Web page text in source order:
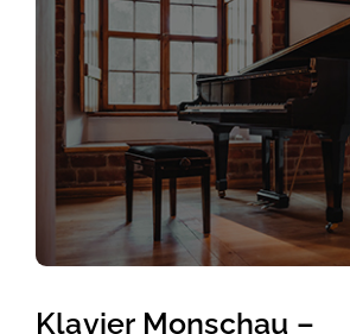
Klavier Monschau –